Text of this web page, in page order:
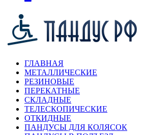
ГЛАВНАЯ
МЕТАЛЛИЧЕСКИЕ
РЕЗИНОВЫЕ
ПЕРЕКАТНЫЕ
СКЛАДНЫЕ
ТЕЛЕСКОПИЧЕСКИЕ
ОТКИДНЫЕ
ПАНДУСЫ ДЛЯ КОЛЯСОК